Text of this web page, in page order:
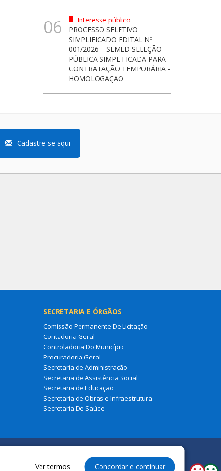
06
Interesse público
PROCESSO SELETIVO
SIMPLIFICADO EDITAL Nº
001/2026 – SEMED SELEÇÃO
PÚBLICA SIMPLIFICADA PARA
CONTRATAÇÃO TEMPORÁRIA -
HOMOLOGAÇÃO
Cadastre-se aqui
SECRETARIA E ÓRGÃOS
Comissão Permanente De Licitação
Contadoria Geral
Controladoria Do Município
Procuradoria Geral
Secretaria de Administração
Secretaria de Assistência Social
Secretaria de Educação
Secretaria de Obras e Infraestrutura
Secretaria De Saúde
Ver termos Concordar e continuar